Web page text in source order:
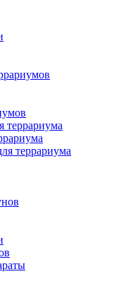
террариума
террариума